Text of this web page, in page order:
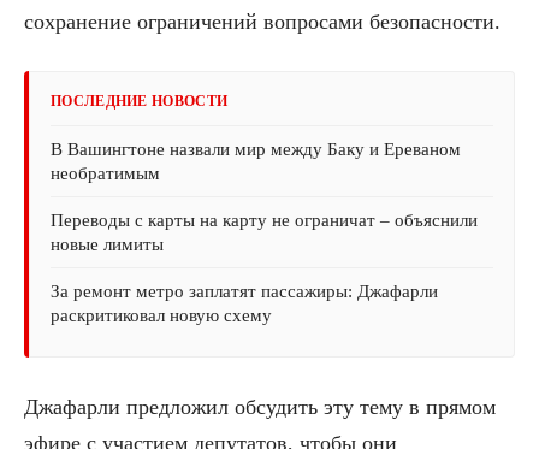
сохранение ограничений вопросами безопасности.
ПОСЛЕДНИЕ НОВОСТИ
В Вашингтоне назвали мир между Баку и Ереваном
необратимым
Переводы с карты на карту не ограничат – объяснили
новые лимиты
За ремонт метро заплатят пассажиры: Джафарли
раскритиковал новую схему
Джафарли предложил обсудить эту тему в прямом
эфире с участием депутатов, чтобы они